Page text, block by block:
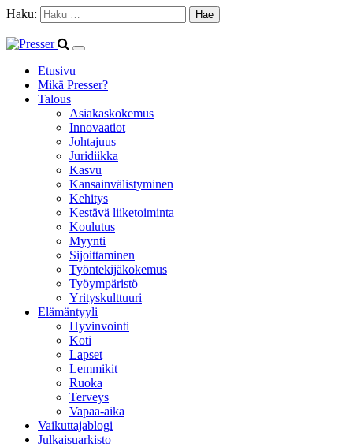
Haku:
Etusivu
Mikä Presser?
Talous
Asiakaskokemus
Innovaatiot
Johtajuus
Juridiikka
Kasvu
Kansainvälistyminen
Kehitys
Kestävä liiketoiminta
Koulutus
Myynti
Sijoittaminen
Työntekijäkokemus
Työympäristö
Yrityskulttuuri
Elämäntyyli
Hyvinvointi
Koti
Lapset
Lemmikit
Ruoka
Terveys
Vapaa-aika
Vaikuttajablogi
Julkaisuarkisto